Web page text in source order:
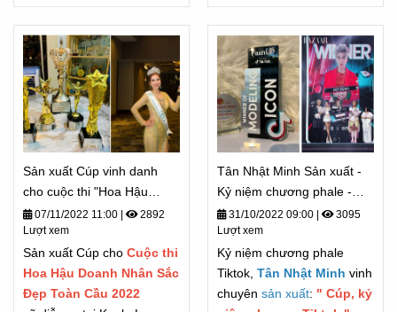
Sản xuất Cúp vinh danh
cho cuộc thi "Hoa Hậu
Doanh Nhân"
07/11/2022 11:00
2892
Lượt xem
Sản xuất Cúp cho Cuộc thi
Hoa Hậu Doanh Nhân Sắc
Đẹp Toàn Cầu 2022
Tân Nhật Minh Sản xuất -
Kỷ niệm chương phale -
TIKTOK - Chương trình
FASHUP 2022
31/10/2022 09:00
3095
Lượt xem
Kỷ niệm chương phale
Tiktok, Tân Nhật Minh vinh
chuyên sản xuất: " Cúp, kỷ